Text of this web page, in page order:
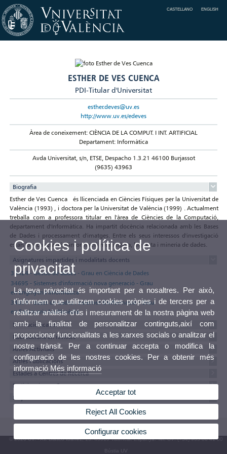
CASTELLANO ENGLISH
ESTHER DE VES CUENCA
PDI-Titular d'Universitat
esther.deves@uv.es
http://www.uv.es/edeves
Àrea de coneixement: CIÈNCIA DE LA COMPUT. I INT. ARTIFICIAL
Departament: Informàtica
Avda Universitat, s/n, ETSE, Despacho 1.3.21 46100 Burjassot
(9635) 43963
Biografia
Esther de Ves Cuenca és llicenciada en Ciències Físiques per la Universitat de
València (1993) , i doctora per la Universitat de València (1999) . Actualment
treballa com a professora titular en l'àrea de Ciències de la Computació,
departament d'Informàtica. Ha impartit docència relacionada amb les Bases
de Dades i processament d'imatges. Entre els seus interessos d'investigació
estan la recuperació d'informació multimèdia, big data i mineria de dades.
Asignatures impartides i modalitats docents
36424 - Gestió de dades - Grau en Ciència de Dades
34695 - Sistemes d'informació nova generació - Grau
en Enginyeria Informàtica
34854 - Bases de dades i sistemes d'informació - Grau
en Enginyeria Multimèdia
Formació acadèmica
Publicacions en revistes
Altres Activitats
Altres Publicacions
Estades a Centres de Recerca
Participacions a Congressos
Projectes
© 2026 UV. - Av. Blasco Ibáñez, 13. 46010 València. Espanya. Tel. UV: (+34) 963 86 41 00
Bústia UV
Cookies i política de
privacitat
La teva privacitat és important per a nosaltres. Per això,
t'informem que utilitzem cookies pròpies i de tercers per a
realitzar anàlisis d'ús i mesurament de la nostra pàgina web
amb la finalitat de personalitzar continguts,així com
proporcionar funcionalitats a les xarxes socials o analitzar el
nostre trànsit. Per a continuar accepta o modifica la
configuració de les nostres cookies. Per a obtenir més
informació Més informació
Acceptar tot
Reject All Cookies
Configurar cookies